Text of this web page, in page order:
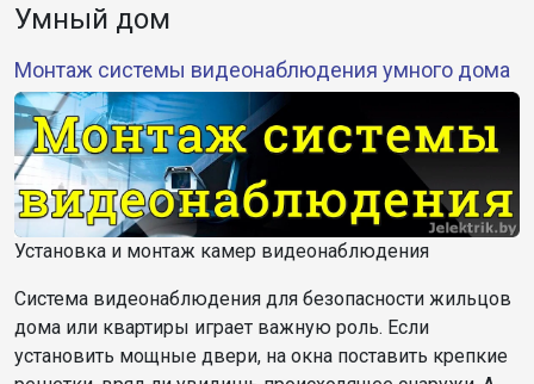
Умный дом
Монтаж системы видеонаблюдения умного дома
Установка и монтаж камер видеонаблюдения
Система видеонаблюдения для безопасности жильцов
дома или квартиры играет важную роль. Если
установить мощные двери, на окна поставить крепкие